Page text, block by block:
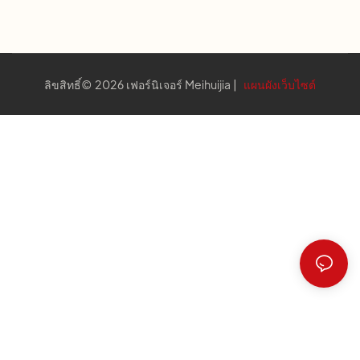
ลิขสิทธิ์© 2026 เฟอร์นิเจอร์ Meihuijia | แผนผังเว็บไซต์